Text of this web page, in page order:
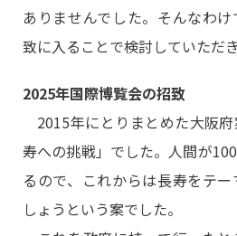
ありませんでした。そんなわ
致に入ることで検討していただ
2025年国際博覧会の招致
2015年にとりまとめた大阪
寿への挑戦」でした。人間が
るので、これからは長寿をテ
しょうという案でした。